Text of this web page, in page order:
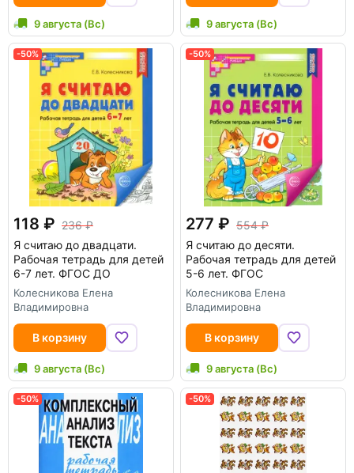
9 августа (Вс) 9 августа (Вс)
-50%
118
236
Я считаю до двадцати.
Рабочая тетрадь для детей
6-7 лет. ФГОС ДО
Колесникова Елена
Владимировна
В корзину
9 августа (Вс)
-50%
277
554
Я считаю до десяти.
Рабочая тетрадь для детей
5-6 лет. ФГОС
Колесникова Елена
Владимировна
В корзину
9 августа (Вс)
-50% -50%